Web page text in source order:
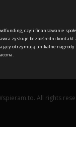
czyli finansowanie
zyskuje bezpośredni kontakt
otrzymują unikalne
All rights